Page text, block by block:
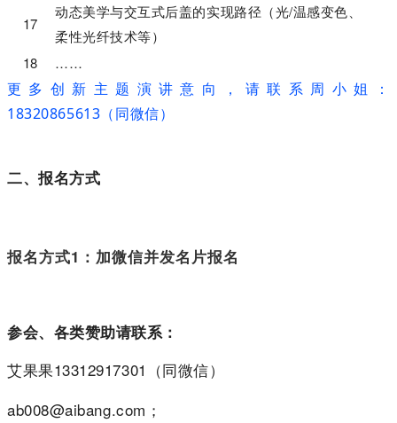
17
动态美学与交互式后盖的实现路径（光/温感变色、
柔性光纤技术等）
18
……
更多创新主题演讲意向，请联系周小姐：
18320865613（同微信）
二、报名方式
报名方式1：加微信并发名片报名
参会、各类赞助请联系：
艾果果13312917301（同微信）
ab008@aibang.com；